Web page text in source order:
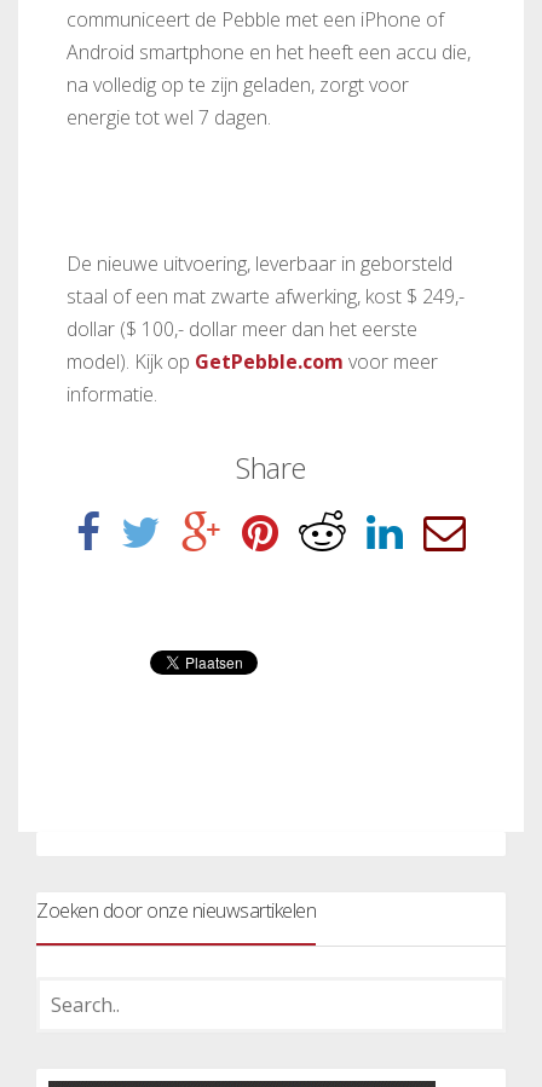
communiceert de Pebble met een iPhone of
Android smartphone en het heeft een accu die,
na volledig op te zijn geladen, zorgt voor
energie tot wel 7 dagen.
De nieuwe uitvoering, leverbaar in geborsteld
staal of een mat zwarte afwerking, kost $ 249,-
dollar ($ 100,- dollar meer dan het eerste
model). Kijk op GetPebble.com voor meer
informatie.
Share
Zoeken door onze nieuwsartikelen